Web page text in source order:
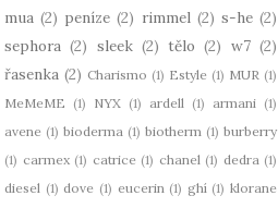
mua (2) peníze (2) rimmel (2) s-he (2)
sephora (2) sleek (2) tělo (2) w7 (2)
řasenka (2) Charismo (1) Estyle (1) MUR (1)
MeMeME (1) NYX (1) ardell (1) armani (1)
avene (1) bioderma (1) biotherm (1) burberry
(1) carmex (1) catrice (1) chanel (1) dedra (1)
diesel (1) dove (1) eucerin (1) ghí (1) klorane